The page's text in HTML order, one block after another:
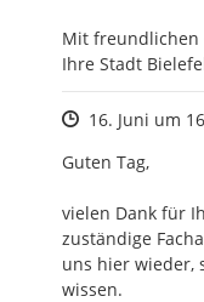
Mit freundlichen
Ihre Stadt
Zeitpunkt des
16. Juni um
Guten Tag,
vielen Dank für
zuständige
uns hier wieder,
wissen.